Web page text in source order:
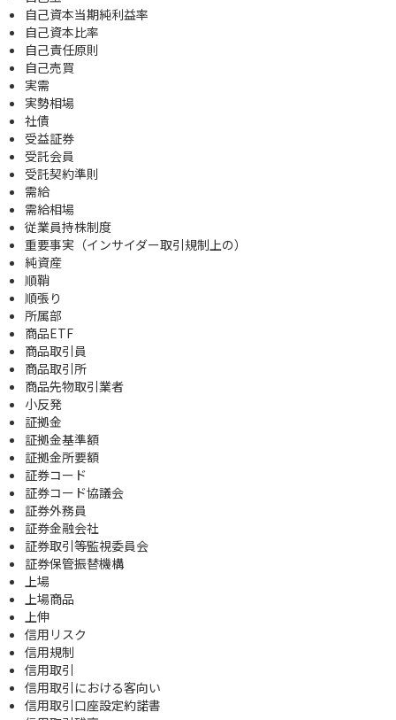
自己資本当期純利益率
自己資本比率
自己責任原則
自己売買
実需
実勢相場
社債
受益証券
受託会員
受託契約準則
需給
需給相場
従業員持株制度
重要事実（インサイダー取引規制上の）
純資産
順鞘
順張り
所属部
商品ETF
商品取引員
商品取引所
商品先物取引業者
小反発
証拠金
証拠金基準額
証拠金所要額
証券コード
証券コード協議会
証券外務員
証券金融会社
証券取引等監視委員会
証券保管振替機構
上場
上場商品
上伸
信用リスク
信用規制
信用取引
信用取引における客向い
信用取引口座設定約諾書